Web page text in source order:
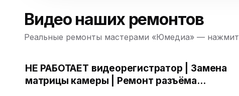
Видео наших ремонтов
Реальные ремонты мастерами «Юмедиа» —
НЕ РАБОТАЕТ видеорегистратор | Замена
матрицы камеры | Ремонт разъёма